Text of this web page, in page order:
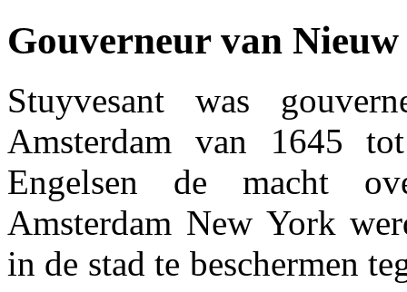
Gouverneur van
Stuyvesant was
Amsterdam van 1645
Engelsen de macht
Amsterdam New York
in de stad te beschermen